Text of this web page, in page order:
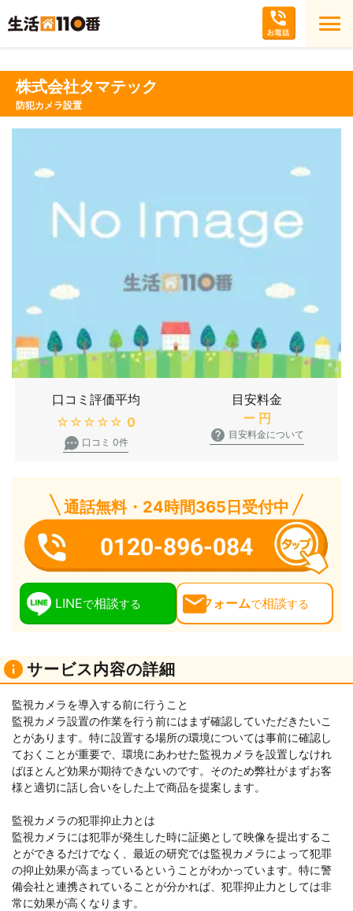
株式会社タマテック
防犯カメラ設置
口コミ評価平均
★★★★★ 0
口コミ 0件
目安料金
ー 円
目安料金について
通話無料・24時間365日受付中
0120-896-084
LINEで相談する フォームで相談する
サービス内容の詳細
監視カメラを導入する前に行うこと
監視カメラ設置の作業を行う前にはまず確認していただきたいこ
とがあります。特に設置する場所の環境については事前に確認し
ておくことが重要で、環境にあわせた監視カメラを設置しなけれ
ばほとんど効果が期待できないのです。そのため弊社がまずお客
様と適切に話し合いをした上で商品を提案します。
監視カメラの犯罪抑止力とは
監視カメラには犯罪が発生した時に証拠として映像を提出するこ
とができるだけでなく、最近の研究では監視カメラによって犯罪
の抑止効果が高まっているということがわかっています。特に警
備会社と連携されていることが分かれば、犯罪抑止力としては非
常に効果が高くなります。